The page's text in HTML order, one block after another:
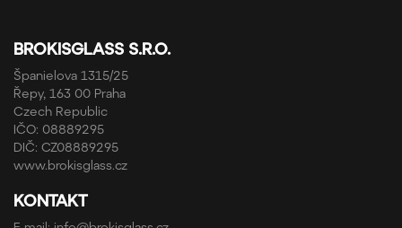
BROKISGLASS S.R.O.
Španielova 1315/25
Řepy, 163 00 Praha
Czech Republic
IČO: 08889295
DIČ: CZ08889295
www.brokisglass.cz
KONTAKT